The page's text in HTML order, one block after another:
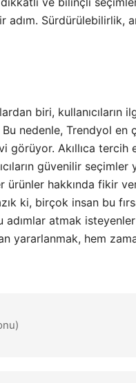
Sürdürülebilirlik,
biri, kullanıcıların
nedenle, Trendyol en
görüyor. Akıllıca tercih
güvenilir seçimler
hakkında fikir
ki, birçok insan bu
adımlar atmak
yararlanmak, hem